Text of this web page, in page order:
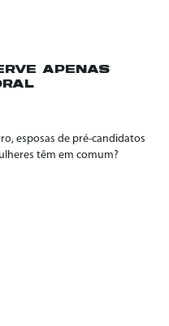
APENAS
esposas de pré-candidatos
têm em comum?